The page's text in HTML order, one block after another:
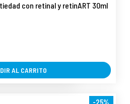
con retinal y retinART 30ml
AL CARRITO
-25%